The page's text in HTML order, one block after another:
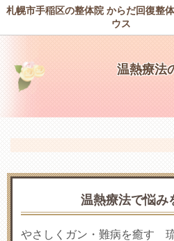
札幌市手稲区の整体院 からだ回復整
ウス
温熱療法
温熱療法で悩み
やさしくガン・難病を癒す